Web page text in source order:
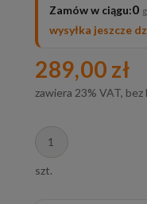
Zamów w ciągu:0
wysyłka jeszcze
289,00 zł
zawiera 23% VAT,
szt.